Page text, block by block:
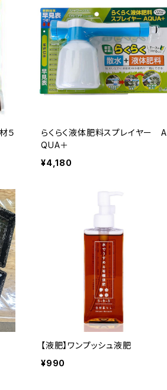
５
らくらく液体肥料スプレイヤー A
QUA＋
¥4,180
【液肥】ワンプッシュ液肥
¥990